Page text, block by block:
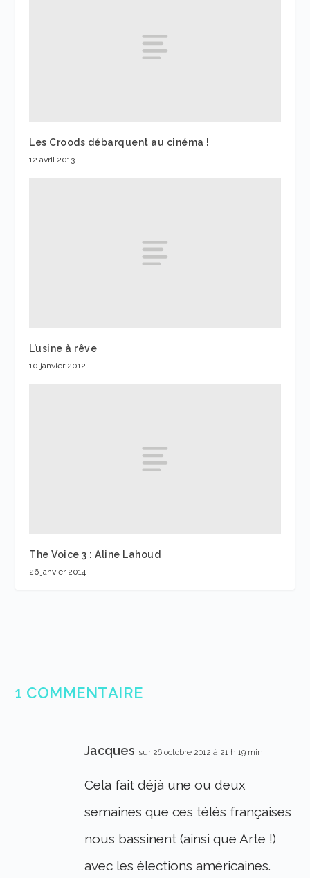
Les Croods débarquent au cinéma !
12 avril 2013
L’usine à rêve
10 janvier 2012
The Voice 3 : Aline Lahoud
26 janvier 2014
1 COMMENTAIRE
Jacques sur 26 octobre 2012 à 21 h 19 min
Cela fait déjà une ou deux
semaines que ces télés françaises
nous bassinent (ainsi que Arte !)
avec les élections américaines.